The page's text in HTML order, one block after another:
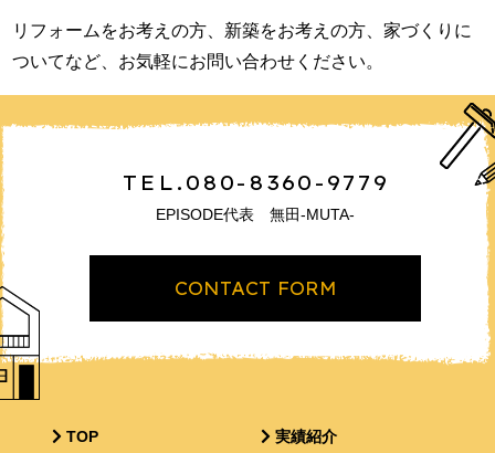
リフォームをお考えの方、新築をお考えの方、家づくりに
ついてなど、お気軽にお問い合わせください。
TEL.080-8360-9779
EPISODE代表 無田-MUTA-
CONTACT FORM
TOP 実績紹介